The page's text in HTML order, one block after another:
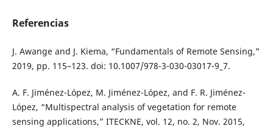
Referencias
J. Awange and J. Kiema, “Fundamentals of Remote Sensing,”
2019, pp. 115–123. doi: 10.1007/978-3-030-03017-9_7.
A. F. Jiménez-López, M. Jiménez-López, and F. R. Jiménez-
López, “Multispectral analysis of vegetation for remote
sensing applications,” ITECKNE, vol. 12, no. 2, Nov. 2015,